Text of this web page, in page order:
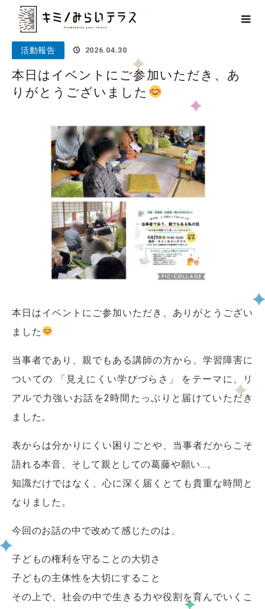
ホーム
ブログ
活動報告 本日はイベントにご参加いただき、
活動報告 2026.04.30
本日はイベントにご参加いただき、あ
りがとうございました
本日はイベントにご参加いただき、ありがとうござい
ました
当事者であり、親でもある講師の方から、学習障害に
ついての 「見えにくい学びづらさ」 をテーマに、リ
アルで力強いお話を2時間たっぷりと届けていただき
ました。
表からは分かりにくい困りごとや、当事者だからこそ
語れる本音、そして親としての葛藤や願い…。
知識だけではなく、心に深く届くとても貴重な時間と
なりました。
今回のお話の中で改めて感じたのは、
子どもの権利を守ることの大切さ
子どもの主体性を大切にすること
その上で、社会の中で生きる力や役割を育んでいくこ